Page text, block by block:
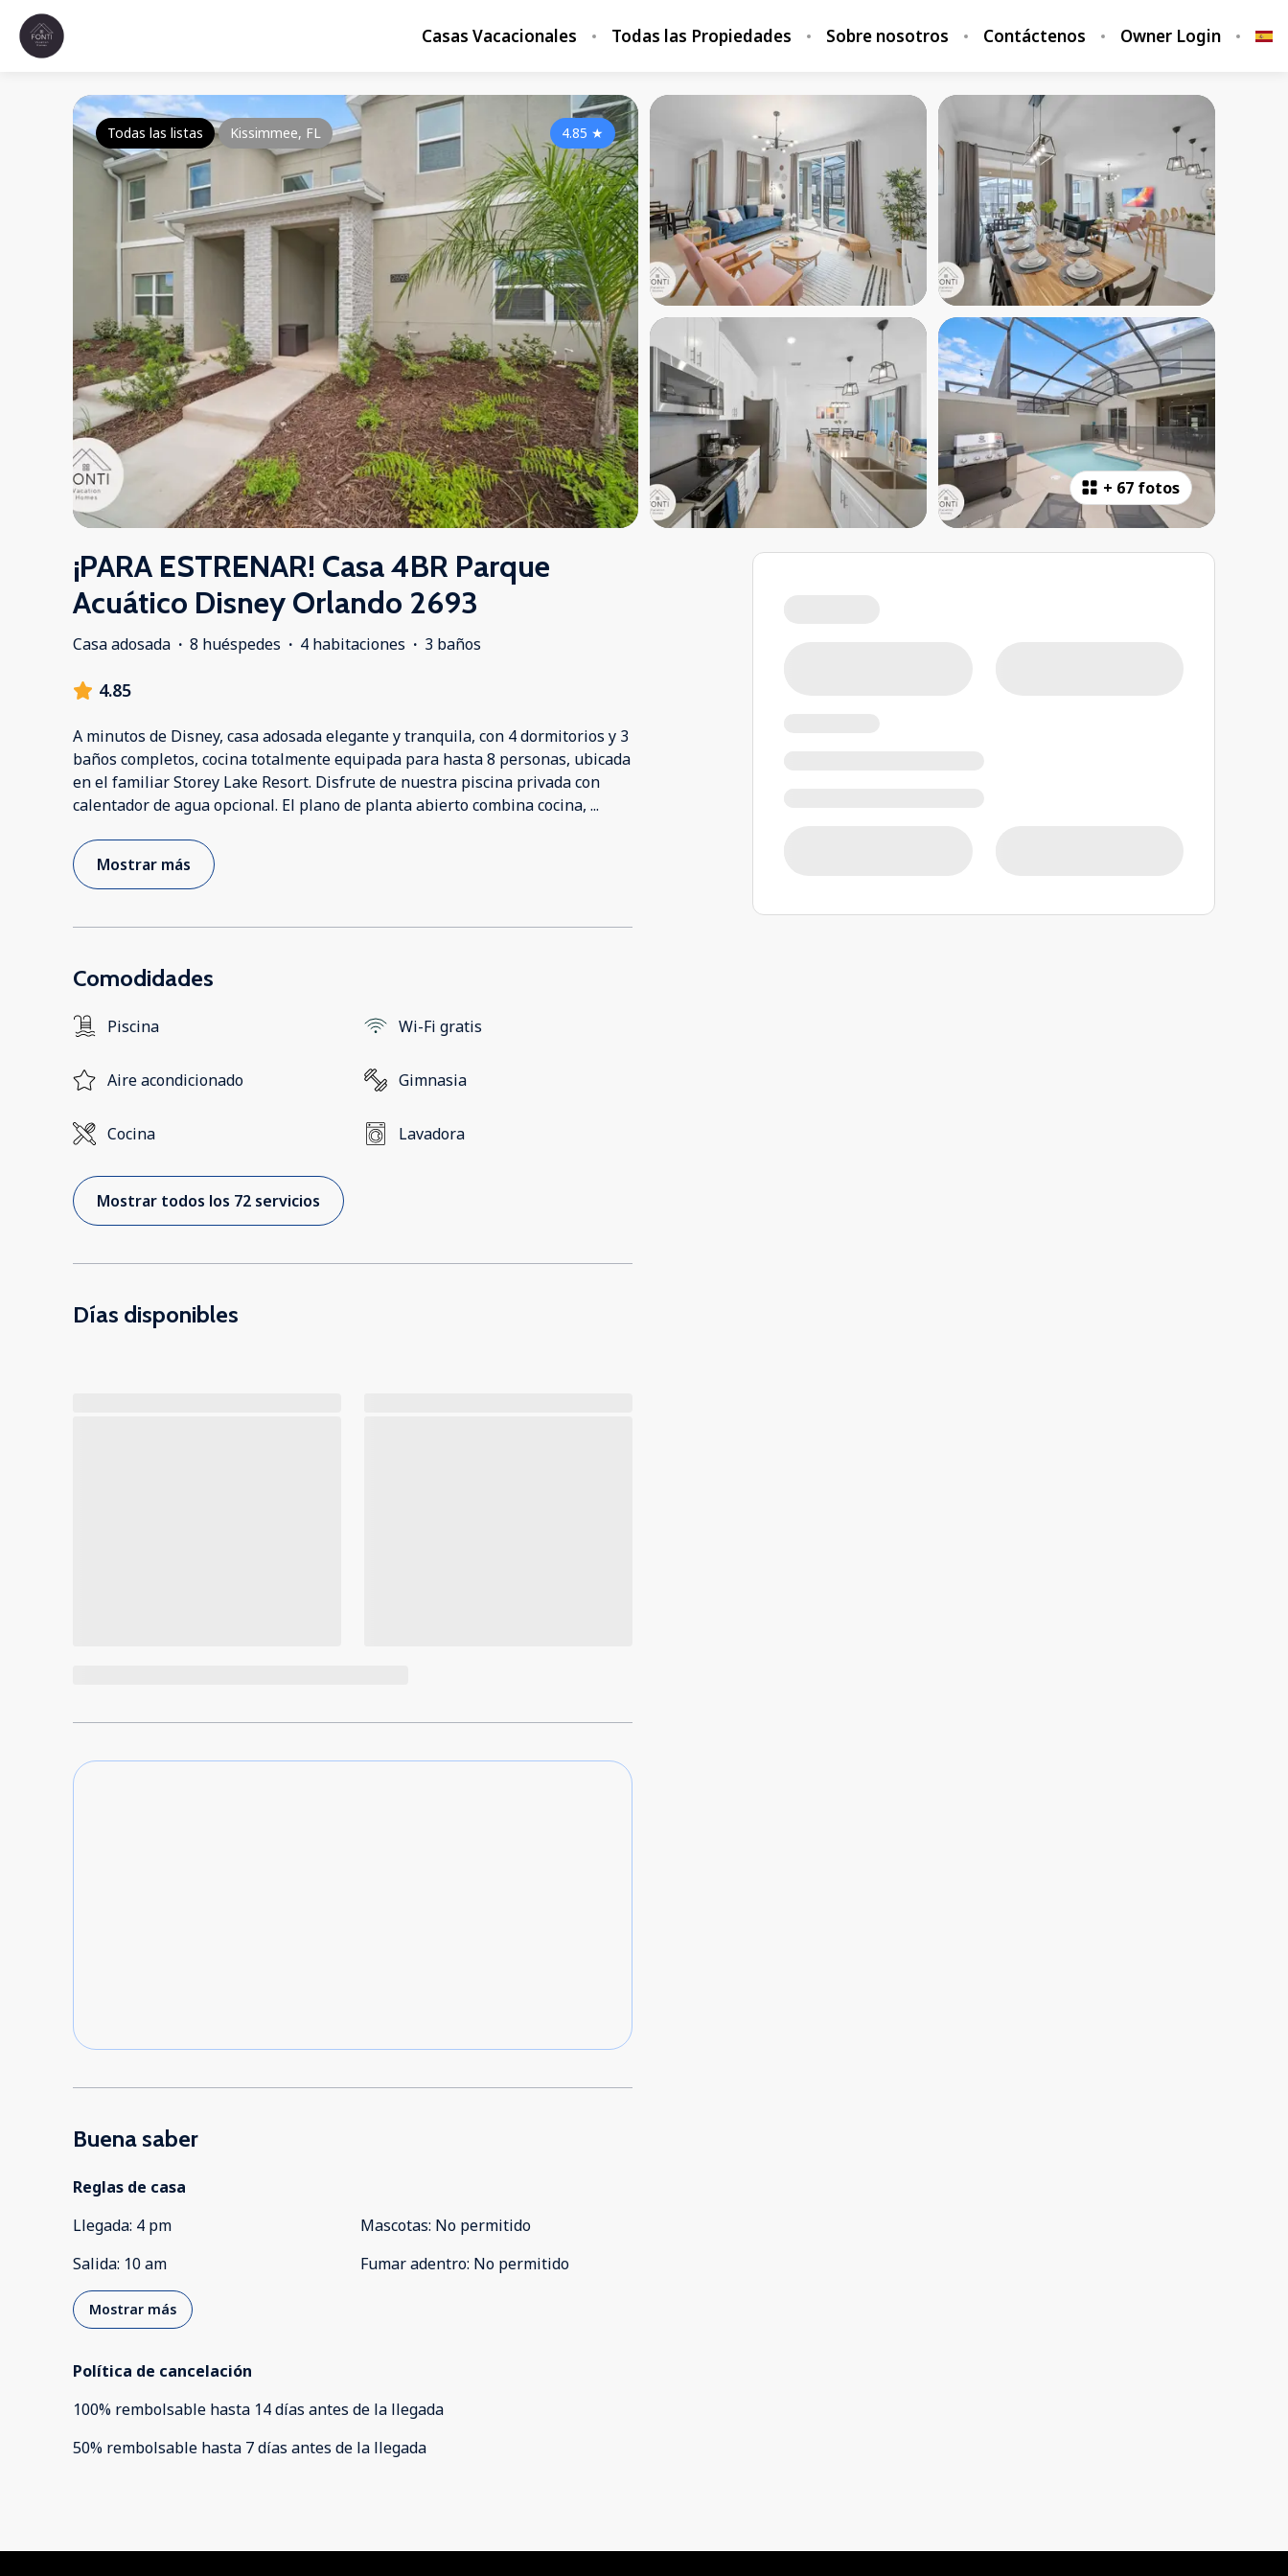
Casas Vacacionales Todas las Propiedades Sobre nosotros Contáctenos Owner Login
+ 67 fotos
4.85 ★
Todas las listas Kissimmee, FL
¡PARA ESTRENAR! Casa 4BR Parque
Acuático Disney Orlando 2693
Casa adosada · 8 huéspedes · 4 habitaciones · 3 baños
4.85
A minutos de Disney, casa adosada elegante y tranquila, con 4 dormitorios y 3
baños completos, cocina totalmente equipada para hasta 8 personas, ubicada
en el familiar Storey Lake Resort. Disfrute de nuestra piscina privada con
calentador de agua opcional. El plano de planta abierto combina cocina, ...
Mostrar más
Comodidades
Piscina Wi-Fi gratis
Aire acondicionado Gimnasia
Cocina Lavadora
Mostrar todos los 72 servicios
Días disponibles
Buena saber
Reglas de casa
Llegada: 4 pm
Salida: 10 am
Mascotas: No permitido
Fumar adentro: No permitido
Mostrar más
Política de cancelación
100% rembolsable hasta 14 días antes de la llegada
50% rembolsable hasta 7 días antes de la llegada